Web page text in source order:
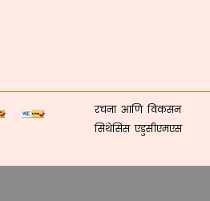
रचना आणि विकसन
सिंथेसिस एडुसीएमएस